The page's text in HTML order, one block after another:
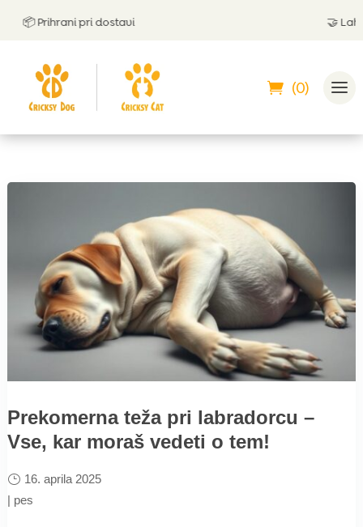
📦 Prihrani pri dostavi Lahko
(0)
Prekomerna teža pri labradorcu –
Vse, kar moraš vedeti o tem!
16. aprila 2025
| pes